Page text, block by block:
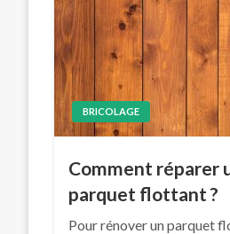
BRICOLAGE
Comment réparer
parquet flottant ?
Pour rénover un parquet